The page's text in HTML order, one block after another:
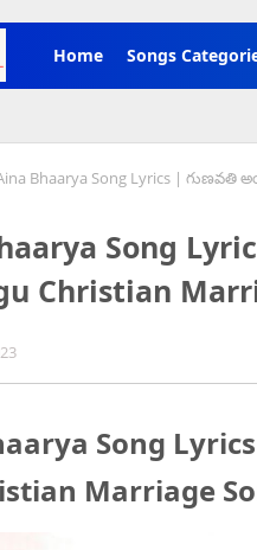
Home
Songs
Bhaarya Song Lyrics | గుణవతి
Song
Christian
Song
Marriage